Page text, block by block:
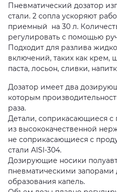
Пневматический дозатор
стали. 2 сопла ускоряют
приемный на 30 л.
регулировать с помощью
Подходит для разлива
включений, таких как крем,
паста, лосьон, сливки,
Дозатор имеет два
которым
раза.
Детали, соприкасающиеся с
из высококачественной
не соприкасающиеся с
стали AISI-304.
Дозирующие носики
пневматическими запорами
образования капель.